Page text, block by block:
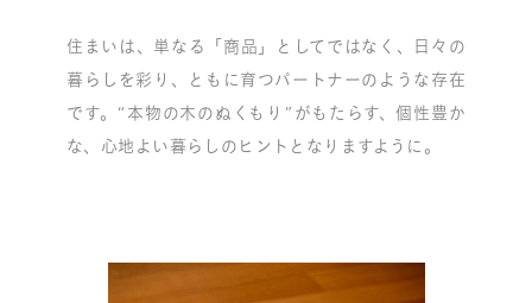
住まいは、単なる「商品」としてではなく、日々の
暮らしを彩り、ともに育つパートナーのような存在
です。“本物の木のぬくもり”がもたらす、個性豊か
な、心地よい暮らしのヒントとなりますように。